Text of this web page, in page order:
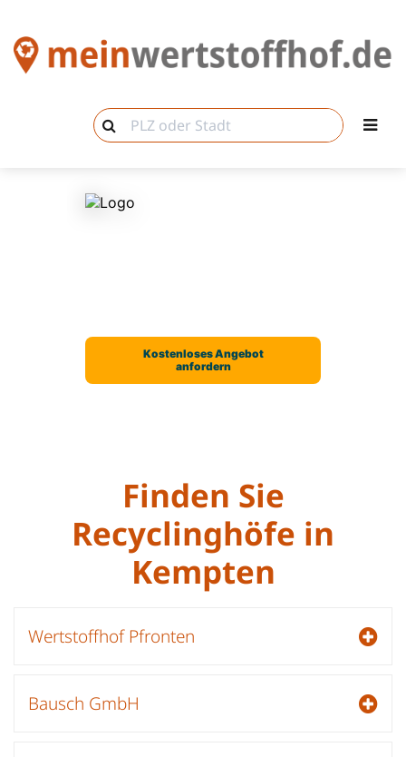
Finden Sie
Recyclinghöfe in
Kempten
Wertstoffhof Pfronten
Bausch GmbH